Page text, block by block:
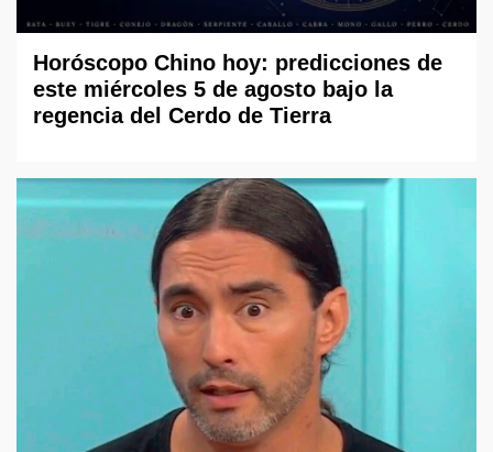
Horóscopo Chino hoy: predicciones de
este miércoles 5 de agosto bajo la
regencia del Cerdo de Tierra